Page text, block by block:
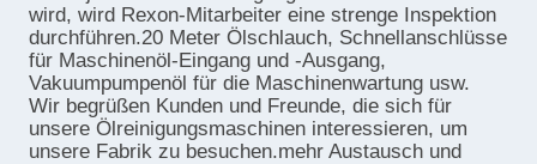
wird, wird Rexon-Mitarbeiter eine strenge Inspektion
durchführen.20 Meter Ölschlauch, Schnellanschlüsse
für Maschinenöl-Eingang und -Ausgang,
Vakuumpumpenöl für die Maschinenwartung usw.
Wir begrüßen Kunden und Freunde, die sich für
unsere Ölreinigungsmaschinen interessieren, um
unsere Fabrik zu besuchen.mehr Austausch und